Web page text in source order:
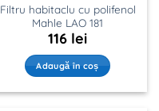
Filtru habitaclu cu polifenol
Mahle LAO 181
116 lei
Adaugă în coș